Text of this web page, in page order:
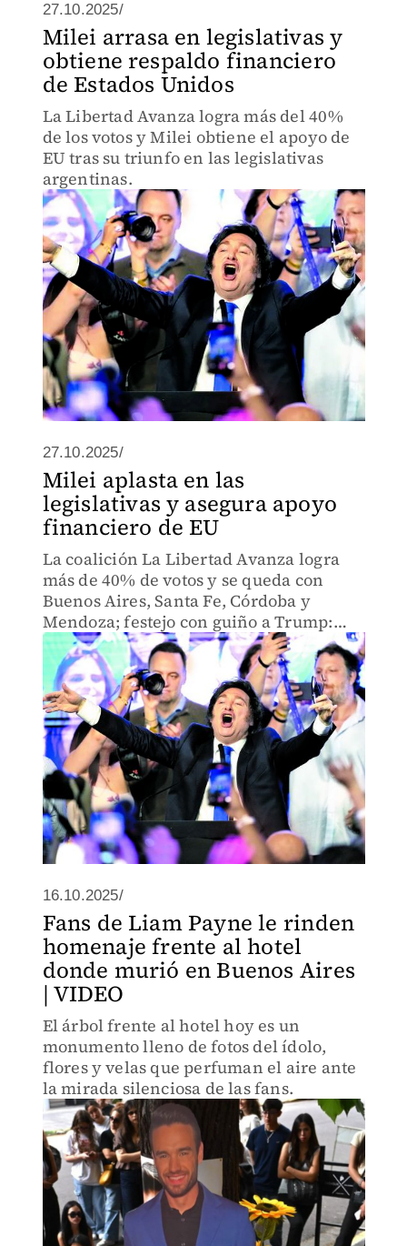
27.10.2025/
Milei arrasa en legislativas y
obtiene respaldo financiero
de Estados Unidos
La Libertad Avanza logra más del 40%
de los votos y Milei obtiene el apoyo de
EU tras su triunfo en las legislativas
argentinas.
27.10.2025/
Milei aplasta en las
legislativas y asegura apoyo
financiero de EU
La coalición La Libertad Avanza logra
más de 40% de votos y se queda con
Buenos Aires, Santa Fe, Córdoba y
Mendoza; festejo con guiño a Trump:
“inicia la construcción de la Argentina
grande”
16.10.2025/
Fans de Liam Payne le rinden
homenaje frente al hotel
donde murió en Buenos Aires
| VIDEO
El árbol frente al hotel hoy es un
monumento lleno de fotos del ídolo,
flores y velas que perfuman el aire ante
la mirada silenciosa de las fans.